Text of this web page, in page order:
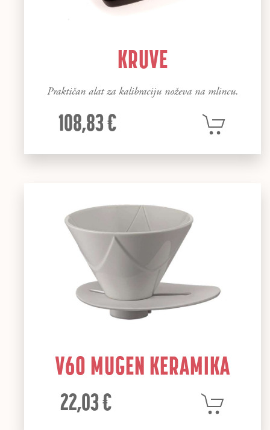
KRUVE
Praktičan alat za kalibraciju noževa na mlincu.
108,83 €
V60 MUGEN KERAMIKA
22,03 €